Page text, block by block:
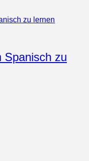
Spanisch zu